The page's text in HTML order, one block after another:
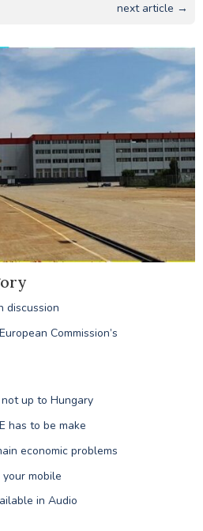
next article →
discussion
Commission’s
up to Hungary
has to be make
economic problems
mobile
in Audio